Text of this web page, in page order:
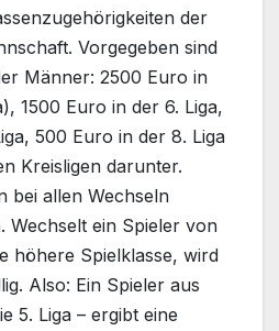
der
Vorgegeben sind
Männer: 2500 Euro in
1500 Euro in der 6. Liga,
500 Euro in der 8. Liga
Kreisligen darunter.
bei allen Wechseln
Wechselt ein Spieler von
höhere Spielklasse, wird
Also: Ein Spieler aus
5. Liga – ergibt eine